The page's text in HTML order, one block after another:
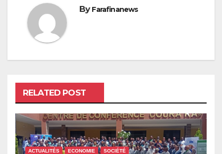
By Farafinanews
RELATED POST
ACTUALITÉS ECONOMIE SOCIÉTÉ